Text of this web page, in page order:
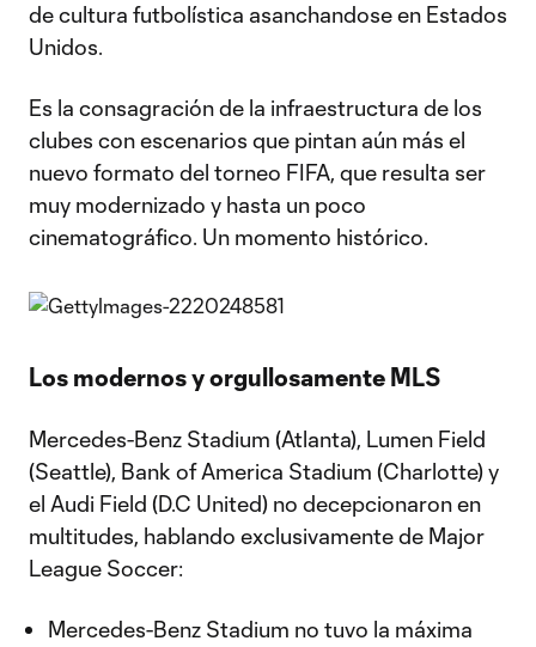
de cultura futbolística asanchandose en Estados
Unidos.
Es la consagración de la infraestructura de los
clubes con escenarios que pintan aún más el
nuevo formato del torneo FIFA, que resulta ser
muy modernizado y hasta un poco
cinematográfico. Un momento histórico.
Los modernos y orgullosamente MLS
Mercedes-Benz Stadium (Atlanta), Lumen Field
(Seattle), Bank of America Stadium (Charlotte) y
el Audi Field (D.C United) no decepcionaron en
multitudes, hablando exclusivamente de Major
League Soccer:ƒ
Mercedes-Benz Stadium no tuvo la máxima